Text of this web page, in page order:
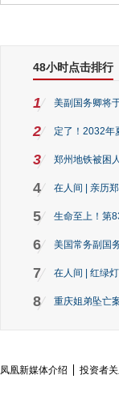
48小时点击排行
1 美副国务卿将
2 定了！2032年
3 郑州地铁被困
4 在人间 | 亲历
5 生命至上！第
6 美国常务副国
7 在人间 | 红绿
8 重庆姐弟坠亡
凤凰新媒体介绍 投资者